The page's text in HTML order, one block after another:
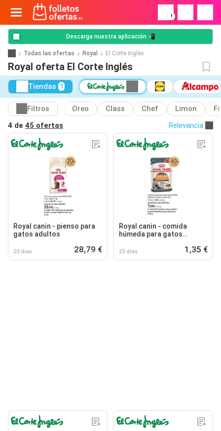
!
Descarga nuestra aplicación 📲
Todas las ofertas Royal El Corte Inglés
Royal oferta El Corte Inglés
Tiendas 1
Filtros Oreo Class Chef Limon
4 de 45 ofertas Relevancia
Royal canin - pienso para
gatos adultos
23 días 28,79 €
Royal canin - comida
húmeda para gatos
23 días 1,35 €